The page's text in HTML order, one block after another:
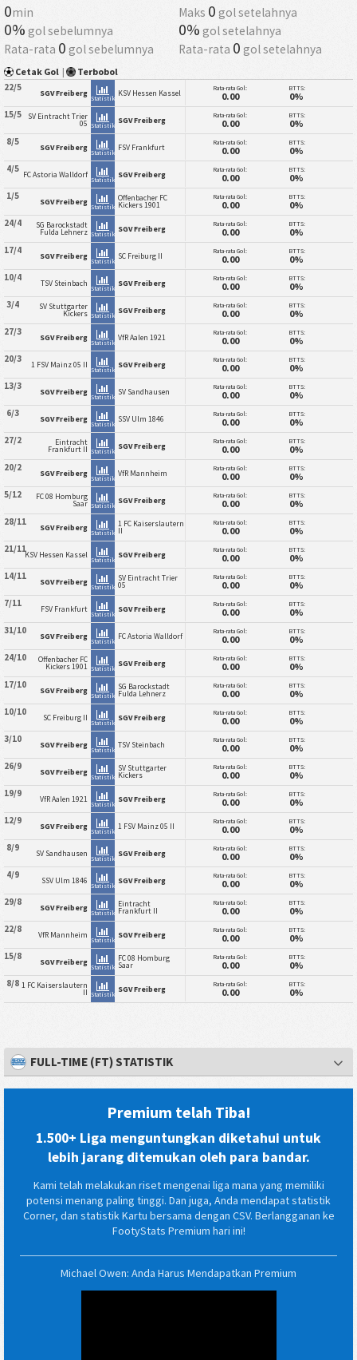
0min Maks 0 gol setelahnya
0% gol sebelumnya 0% gol setelahnya
Rata-rata 0 gol sebelumnya Rata-rata 0 gol setelahnya
Cetak Gol | Terbobol
22/5 SGV Freiberg
Statistik
KSV Hessen Kassel Rata-rata Gol:
0.00
BTTS:
0%
15/5 SV Eintracht Trier
05 Statistik
SGV Freiberg Rata-rata Gol:
0.00
BTTS:
0%
8/5 SGV Freiberg
Statistik
FSV Frankfurt Rata-rata Gol:
0.00
BTTS:
0%
4/5 FC Astoria Walldorf
Statistik
SGV Freiberg Rata-rata Gol:
0.00
BTTS:
0%
1/5 SGV Freiberg
Statistik
Offenbacher FC
Kickers 1901
Rata-rata Gol:
0.00
BTTS:
0%
24/4 SG Barockstadt
Fulda Lehnerz Statistik
SGV Freiberg Rata-rata Gol:
0.00
BTTS:
0%
17/4 SGV Freiberg
Statistik
SC Freiburg II Rata-rata Gol:
0.00
BTTS:
0%
10/4 TSV Steinbach
Statistik
SGV Freiberg Rata-rata Gol:
0.00
BTTS:
0%
3/4 SV Stuttgarter
Kickers Statistik
SGV Freiberg Rata-rata Gol:
0.00
BTTS:
0%
27/3 SGV Freiberg
Statistik
VfR Aalen 1921 Rata-rata Gol:
0.00
BTTS:
0%
20/3 1 FSV Mainz 05 II
Statistik
SGV Freiberg Rata-rata Gol:
0.00
BTTS:
0%
13/3 SGV Freiberg
Statistik
SV Sandhausen Rata-rata Gol:
0.00
BTTS:
0%
6/3 SGV Freiberg
Statistik
SSV Ulm 1846 Rata-rata Gol:
0.00
BTTS:
0%
27/2 Eintracht
Frankfurt II Statistik
SGV Freiberg Rata-rata Gol:
0.00
BTTS:
0%
20/2 SGV Freiberg
Statistik
VfR Mannheim Rata-rata Gol:
0.00
BTTS:
0%
5/12 FC 08 Homburg
Saar Statistik
SGV Freiberg Rata-rata Gol:
0.00
BTTS:
0%
28/11 SGV Freiberg
Statistik
1 FC Kaiserslautern
II
Rata-rata Gol:
0.00
BTTS:
0%
21/11KSV Hessen Kassel
Statistik
SGV Freiberg Rata-rata Gol:
0.00
BTTS:
0%
14/11 SGV Freiberg
Statistik
SV Eintracht Trier
05
Rata-rata Gol:
0.00
BTTS:
0%
7/11 FSV Frankfurt
Statistik
SGV Freiberg Rata-rata Gol:
0.00
BTTS:
0%
31/10 SGV Freiberg
Statistik
FC Astoria Walldorf Rata-rata Gol:
0.00
BTTS:
0%
24/10 Offenbacher FC
Kickers 1901 Statistik
SGV Freiberg Rata-rata Gol:
0.00
BTTS:
0%
17/10 SGV Freiberg
Statistik
SG Barockstadt
Fulda Lehnerz
Rata-rata Gol:
0.00
BTTS:
0%
10/10 SC Freiburg II
Statistik
SGV Freiberg Rata-rata Gol:
0.00
BTTS:
0%
3/10 SGV Freiberg
Statistik
TSV Steinbach Rata-rata Gol:
0.00
BTTS:
0%
26/9 SGV Freiberg
Statistik
SV Stuttgarter
Kickers
Rata-rata Gol:
0.00
BTTS:
0%
19/9 VfR Aalen 1921
Statistik
SGV Freiberg Rata-rata Gol:
0.00
BTTS:
0%
12/9 SGV Freiberg
Statistik
1 FSV Mainz 05 II Rata-rata Gol:
0.00
BTTS:
0%
8/9 SV Sandhausen
Statistik
SGV Freiberg Rata-rata Gol:
0.00
BTTS:
0%
4/9 SSV Ulm 1846
Statistik
SGV Freiberg Rata-rata Gol:
0.00
BTTS:
0%
29/8 SGV Freiberg
Statistik
Eintracht
Frankfurt II
Rata-rata Gol:
0.00
BTTS:
0%
22/8 VfR Mannheim
Statistik
SGV Freiberg Rata-rata Gol:
0.00
BTTS:
0%
15/8 SGV Freiberg
Statistik
FC 08 Homburg
Saar
Rata-rata Gol:
0.00
BTTS:
0%
8/8 1 FC Kaiserslautern
II Statistik
SGV Freiberg Rata-rata Gol:
0.00
BTTS:
0%
FULL-TIME (FT) STATISTIK
Premium telah Tiba!
1.500+ Liga menguntungkan diketahui untuk
lebih jarang ditemukan oleh para bandar.
Kami telah melakukan riset mengenai liga mana yang memiliki
potensi menang paling tinggi. Dan juga, Anda mendapat statistik
Corner, dan statistik Kartu bersama dengan CSV. Berlangganan ke
FootyStats Premium hari ini!
Michael Owen: Anda Harus Mendapatkan Premium